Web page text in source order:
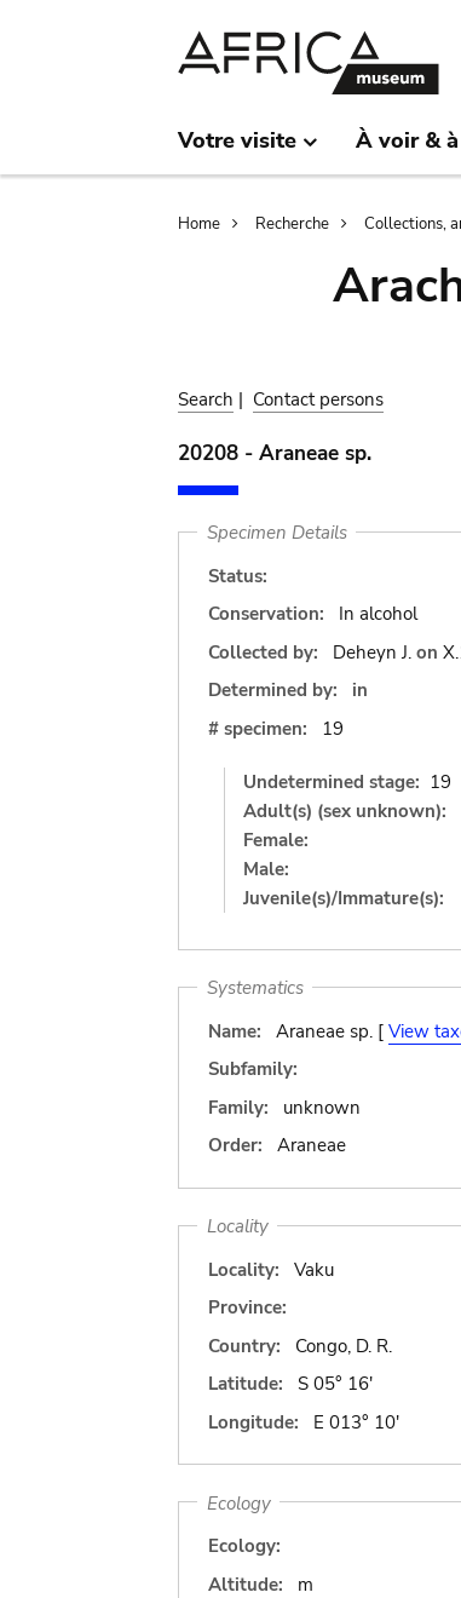
Votre visite À voir &
Breadcrumb
Home Recherche Collections,
Search | Contact persons
20208 - Araneae sp.
Specimen Details
Status:
Conservation:
In alcohol
Collected by:
Deheyn J. on
Determined by:
in
# specimen:
19
Undetermined stage: 19
Adult(s) (sex unknown):
Female:
Male:
Juvenile(s)/Immature(s):
Systematics
Name:
Araneae sp. [ View
Subfamily:
Family:
unknown
Order:
Araneae
Locality
Locality:
Vaku
Province:
Country:
Congo, D. R.
Latitude:
S 05° 16'
Longitude:
E 013° 10'
Ecology
Ecology:
Altitude:
m